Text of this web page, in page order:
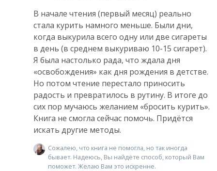
В начале чтения (первый месяц) реально
стала курить намного меньше. Были дни,
когда выкурила всего одну или две сигареты
в день (в среднем выкуриваю 10-15 сигарет).
Я была настолько рада, что ждала дня
«освобождения» как дня рождения в детстве.
Но потом чтение перестало приносить
радость и превратилось в рутину. В итоге до
сих пор мучаюсь желанием «бросить курить».
Книга не смогла сейчас помочь. Придётся
искать другие методы.
Сожалею, что книга не помогла, но так иногда
бывает. Надеюсь, Вы найдёте способ, который Вам
поможет. Желаю Вам это искренне.